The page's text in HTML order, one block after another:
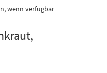
wenn verfügbar